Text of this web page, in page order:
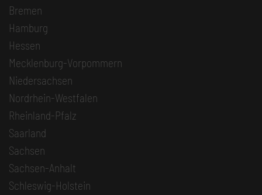
Bremen
Hamburg
Hessen
Mecklenburg-Vorpommern
Niedersachsen
Nordrhein-Westfalen
Rheinland-Pfalz
Saarland
Sachsen
Sachsen-Anhalt
Schleswig-Holstein